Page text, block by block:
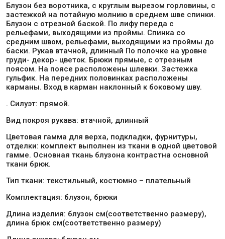
Блузон без воротника, с круглым вырезом горловины, с
застежкой на потайную молнию в среднем шве спинки.
Блузон с отрезной баской. По лифу переда с
рельефами, выходящими из проймы. Спинка со
средним швом, рельефами, выходящими из проймы до
баски. Рукав втачной, длинный По полочке на уровне
груди- декор- цветок. Брюки прямые, с отрезным
поясом. На поясе расположены шлевки. Застежка
гульфик. На передних половинках расположены
карманы. Вход в карман наклонный к боковому шву.
. Силуэт: прямой.
Вид покроя рукава: втачной, длинный
Цветовая гамма для верха, подкладки, фурнитуры,
отделки: комплект выполнен из ткани в одной цветовой
гамме. Основная ткань блузона контрастна основной
ткани брюк.
Тип ткани: текстильный, костюмно – плательный
Комплектация: блузон, брюки
Длина изделия: блузон см(соответственно размеру),
длина брюк см(соответственно размеру)